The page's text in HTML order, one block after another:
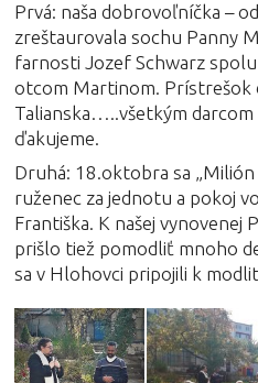
Prvá: naša dobrovoľníčka –
zreštaurovala sochu Panny
farnosti Jozef Schwarz
otcom Martinom. Prístrešok
Talianska…..všetkým
ďakujeme.
Druhá: 18.oktobra sa
ruženec za jednotu a pokoj
Františka. K našej vynovenej
prišlo tiež pomodliť mnoho
sa v Hlohovci pripojili k